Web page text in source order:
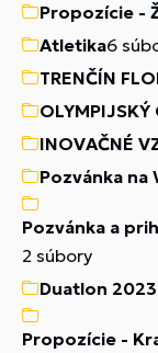
Propozície -
Atletika6
TRENČÍN
OLYMPIJSKÝ
INOVAČNÉ
Pozvánka na
2 súbory
Duatlon 2023